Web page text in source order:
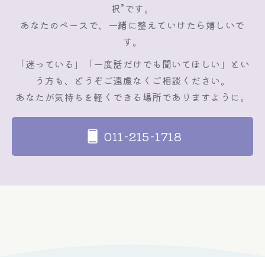
択”です。
あなたのペースで、一緒に整えていけたら嬉しいで
す。
「迷っている」「一度話だけでも聞いてほしい」とい
う方も、どうぞご遠慮なくご相談ください。
あなたが気持ちを軽くできる場所でありますように。
011-215-1718